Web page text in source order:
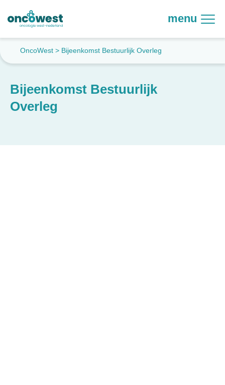
menu
OncoWest > Bijeenkomst Bestuurlijk Overleg
Bijeenkomst Bestuurlijk
Overleg